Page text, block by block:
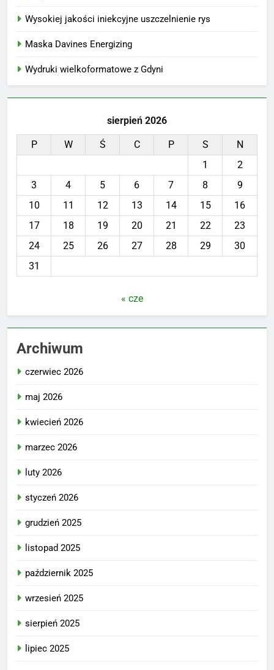
Wysokiej jakości iniekcyjne uszczelnienie rys
Maska Davines Energizing
Wydruki wielkoformatowe z Gdyni
sierpień 2026
P W Ś C P S
N
1
2
3
4 5 6 7 8
9
10
11 12 13 14 15
16
17
18 19 20 21 22
23
24
25 26 27 28 29
30
31
« cze
Archiwum
czerwiec 2026
maj 2026
kwiecień 2026
marzec 2026
luty 2026
styczeń 2026
grudzień 2025
listopad 2025
październik 2025
wrzesień 2025
sierpień 2025
lipiec 2025